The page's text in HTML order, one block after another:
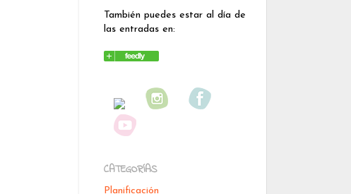
También puedes estar al día de
las entradas en:
CATEGORÍAS
Planificación